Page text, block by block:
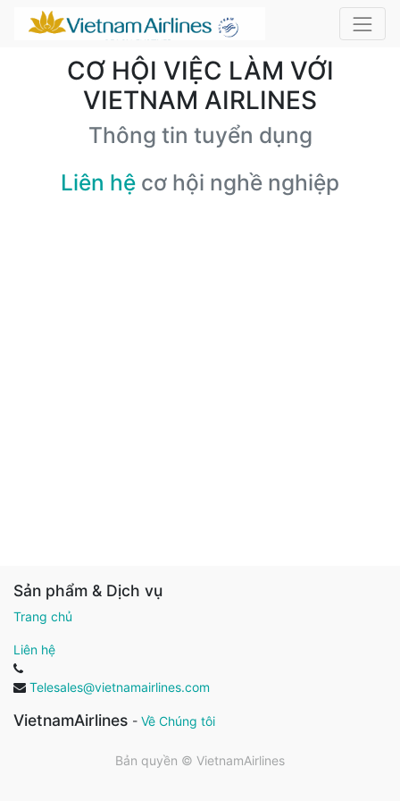
CƠ HỘI VIỆC LÀM VỚI
VIETNAM AIRLINES
Thông tin tuyển dụng
Liên hệ cơ hội nghề nghiệp
Sản phẩm & Dịch vụ
Trang chủ
Liên hệ
Telesales@vietnamairlines.com
VietnamAirlines - Về Chúng tôi
Bản quyền © VietnamAirlines